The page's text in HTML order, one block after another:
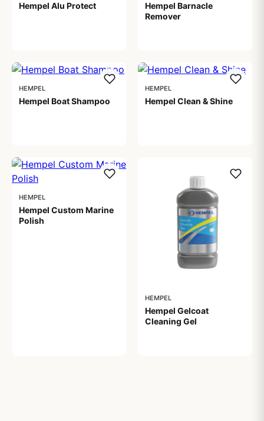
Hempel Alu Protect
Hempel Barnacle
Remover
HEMPEL
Hempel Boat Shampoo
HEMPEL
Hempel Clean & Shine
HEMPEL
Hempel Custom Marine
Polish
HEMPEL
Hempel Gelcoat
Cleaning Gel